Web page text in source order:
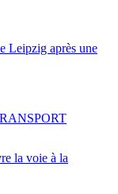
Leipzig après une
la voie à la